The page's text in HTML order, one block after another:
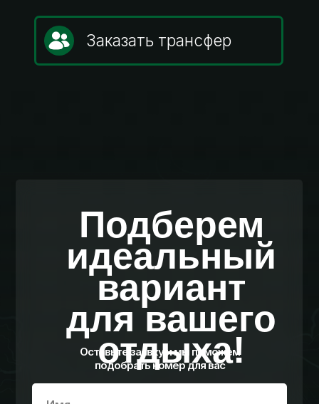
Подберем
идеальный
вариант
для вашего
отдыха!
Оставьте заявку и мы поможем
подобрать номер для вас